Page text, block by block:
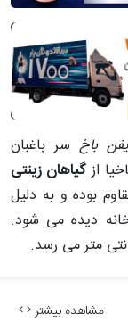
باخ سر باغبان
ازگیاهان زینتی
بوده و به دلیل
خانه دیده می شود.
مشاهده بیشتر